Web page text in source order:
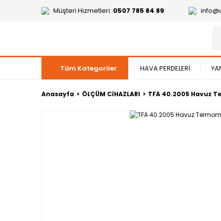
Müşteri Hizmetleri: 0507 785 84 89
Tüm Kategoriler HAVA PERDELERİ
Anasayfa ÖLÇÜM CİHAZLARI TFA 40.2005 Havuz